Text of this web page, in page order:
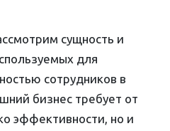
сущность и
для
сотрудников в
бизнес требует от
эффективности, но и